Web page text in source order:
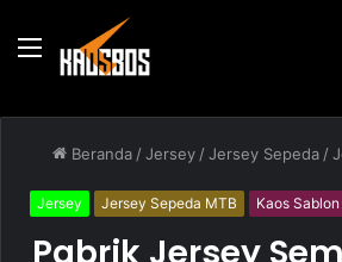
Menu
Beranda /Jersey /Jersey Sepeda /
Jersey Jersey Sepeda MTB Kaos